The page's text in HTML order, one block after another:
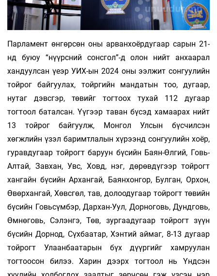
Парламент өнгөрсөн оны арванхоёрдугаар сарын 21-
нд буюу “нүүрсний сонсгол”-д олон нийт анхаарал
хандуулсан үеэр УИХ-ын 2024 оны ээлжит сонгуулийн
тойрог байгуулах, тойргийн мандатын тоо, дугаар,
нутаг дэвсгэр, төвийг тогтоох тухай 112 дугаар
тогтоол баталсан. Үүгээр таван бүсэд хамаарах нийт
13 тойрог байгуулж, Монгол Улсын бүсчилсэн
хөгжлийн үзэл баримтлалын хүрээнд сонгуулийн хоёр,
гуравдугаар тойрогт баруун бүсийн Баян-Өлгий, Говь-
Алтай, Завхан, Увс, Ховд, нэг, дөрөвдүгээр тойрогт
хангайн бүсийн Архангай, Баянхонгор, Булган, Орхон,
Өвөрхангай, Хөвсгөл, тав, долоодугаар тойрогт төвийн
бүсийн Говьсүмбэр, Дархан-Уул, Дорноговь, Дундговь,
Өмнөговь, Сэлэнгэ, Төв, зургаадугаар тойрогт зүүн
бүсийн Дорнод, Сүхбаатар, Хэнтий аймаг, 8-13 дугаар
тойрогт Улаанбаатарын бүх дүүргийг хамруулан
тогтоосон билээ. Харин дээрх тогтоол нь Үндсэн